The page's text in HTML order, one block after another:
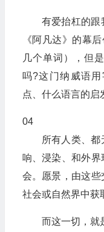
有爱抬杠的跟
《阿凡达》的幕
几个单词），但
吗?这门纳威语
点、什么语言的启
04
所有人类、
响、浸染、和外
会。愿景，由这
社会或自然界中获
而这一切，就